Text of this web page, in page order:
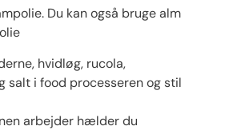
Du kan også bruge alm
hvidløg, rucola,
salt i food processeren og stil
arbejder hælder du